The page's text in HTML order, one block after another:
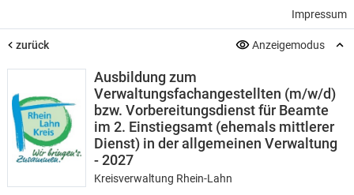
Impressum
zurück Anzeigemodus
Ausbildung zum
Verwaltungsfachangestellten (m/w/d)
bzw. Vorbereitungsdienst für Beamte
im 2. Einstiegsamt (ehemals mittlerer
Dienst) in der allgemeinen Verwaltung
- 2027
Kreisverwaltung Rhein-Lahn